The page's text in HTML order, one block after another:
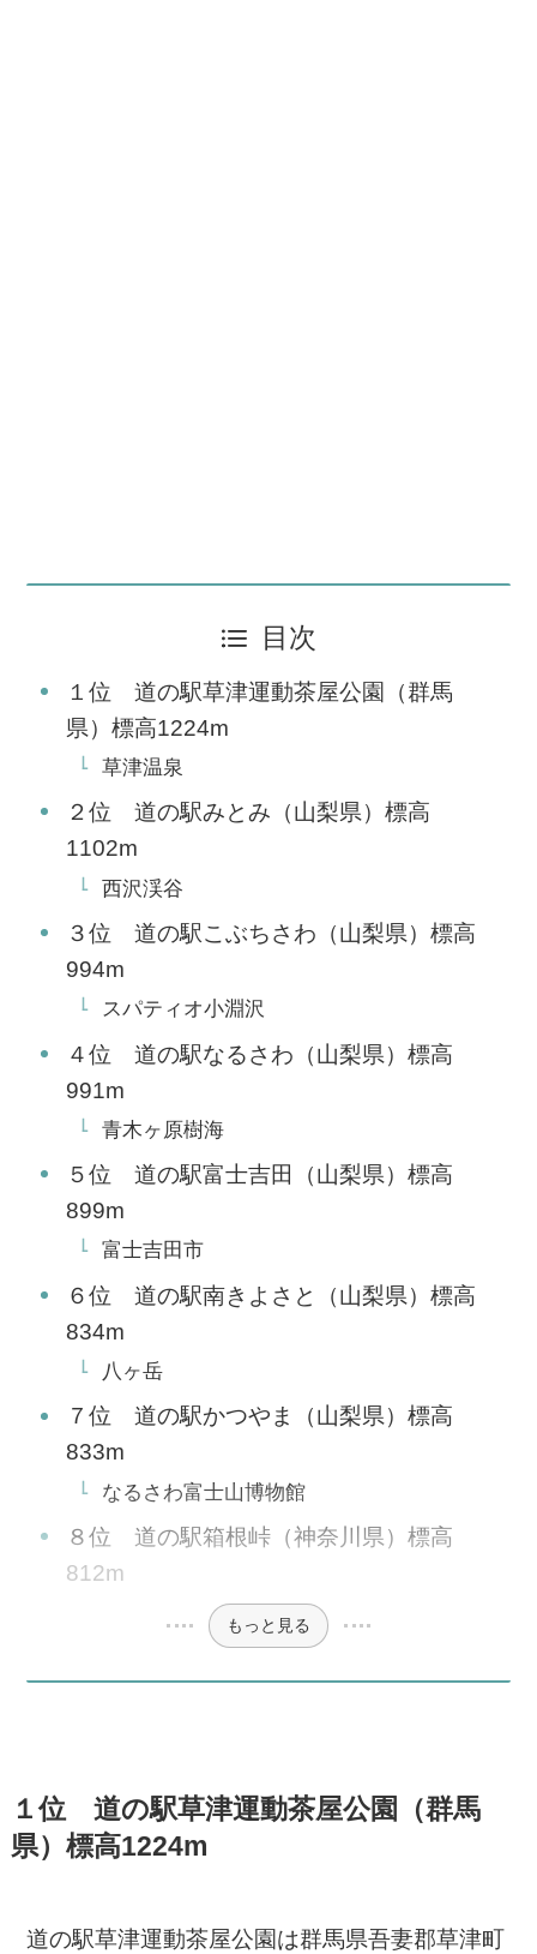
目次
１位 道の駅草津運動茶屋公園（群馬
県）標高1224m
草津温泉
２位 道の駅みとみ（山梨県）標高
1102m
西沢渓谷
３位 道の駅こぶちさわ（山梨県）標高
994m
スパティオ小淵沢
４位 道の駅なるさわ（山梨県）標高
991m
青木ヶ原樹海
５位 道の駅富士吉田（山梨県）標高
899m
富士吉田市
６位 道の駅南きよさと（山梨県）標高
834m
八ヶ岳
７位 道の駅かつやま（山梨県）標高
833m
なるさわ富士山博物館
８位 道の駅箱根峠（神奈川県）標高
812m
もっと見る
１位 道の駅草津運動茶屋公園（群馬
県）標高1224m
道の駅草津運動茶屋公園は群馬県吾妻郡草津町